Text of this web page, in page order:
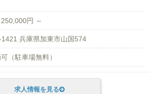
250,000円 ～
1421 兵庫県加東市山国574
（駐車場無料）
求人情報を見る